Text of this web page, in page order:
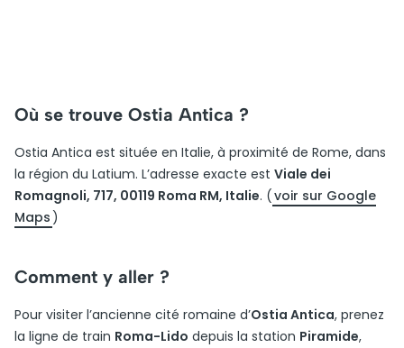
Où se trouve Ostia Antica ?
Ostia Antica est située en Italie, à proximité de Rome, dans
la région du Latium. L’adresse exacte est Viale dei
Romagnoli, 717, 00119 Roma RM, Italie. (voir sur Google
Maps )
Comment y aller ?
Pour visiter l’ancienne cité romaine d’Ostia Antica, prenez
la ligne de train Roma-Lido depuis la station Piramide,